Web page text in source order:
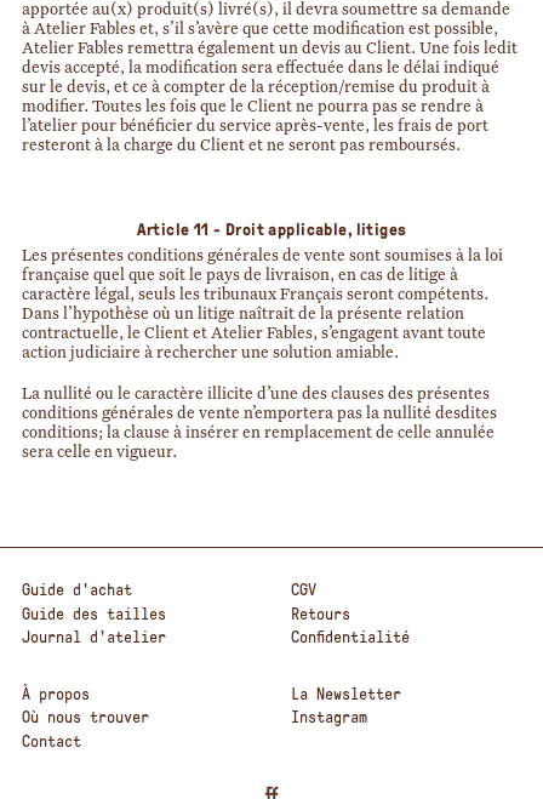
apportée au(x) produit(s) livré(s), il devra soumettre sa demande
à Atelier Fables et, s’il s’avère que cette modification est possible,
Atelier Fables remettra également un devis au Client. Une fois ledit
devis accepté, la modification sera effectuée dans le délai indiqué
sur le devis, et ce à compter de la réception/remise du produit à
modifier. Toutes les fois que le Client ne pourra pas se rendre à
l’atelier pour bénéficier du service après-vente, les frais de port
resteront à la charge du Client et ne seront pas remboursés.
Article 11 - Droit applicable, litiges
Les présentes conditions générales de vente sont soumises à la loi
française quel que soit le pays de livraison, en cas de litige à
caractère légal, seuls les tribunaux Français seront compétents.
Dans l’hypothèse où un litige naîtrait de la présente relation
contractuelle, le Client et Atelier Fables, s’engagent avant toute
action judiciaire à rechercher une solution amiable.
La nullité ou le caractère illicite d’une des clauses des présentes
conditions générales de vente n’emportera pas la nullité desdites
conditions; la clause à insérer en remplacement de celle annulée
sera celle en vigueur.
Guide d'achat
Guide des tailles
Journal d'atelier
CGV
Retours
Confidentialité
À propos
Où nous trouver
Contact
La Newsletter
Instagram